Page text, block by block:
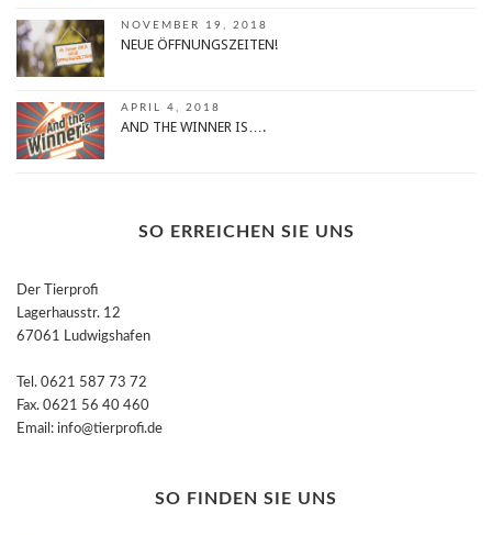
NOVEMBER 19, 2018
NEUE ÖFFNUNGSZEITEN!
APRIL 4, 2018
AND THE WINNER IS….
SO ERREICHEN SIE UNS
Der Tierprofi
Lagerhausstr. 12
67061 Ludwigshafen
Tel. 0621 587 73 72
Fax. 0621 56 40 460
Email: info@tierprofi.de
SO FINDEN SIE UNS